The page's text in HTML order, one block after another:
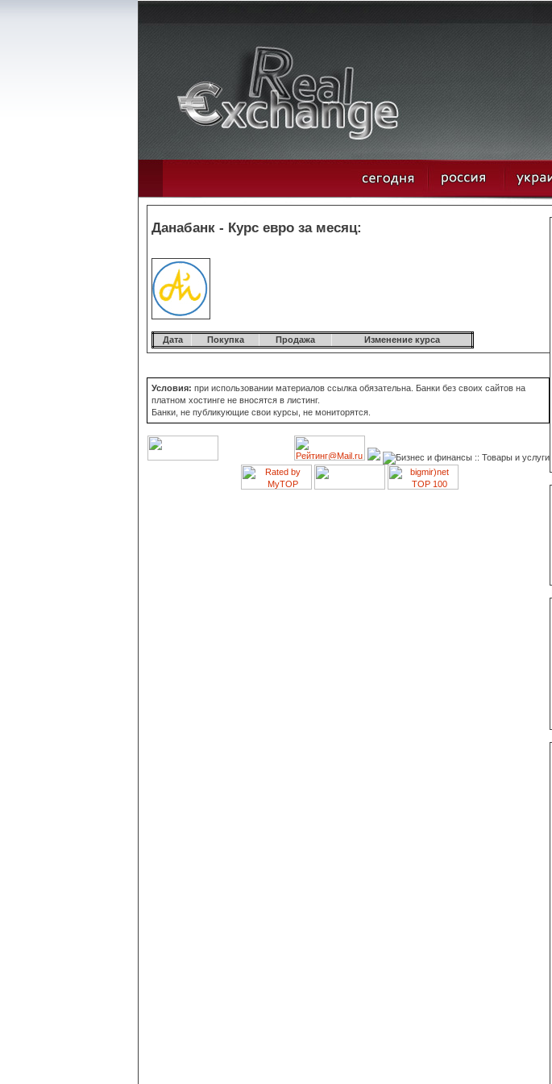
Данабанк - Курс евро за месяц:
Дата Покупка Продажа Изменение курса
Условия: при использовании материалов ссылка обязательна. Банки без своих сайтов на
платном хостинге не вносятся в листинг.
Банки, не публикующие свои курсы, не мониторятся.